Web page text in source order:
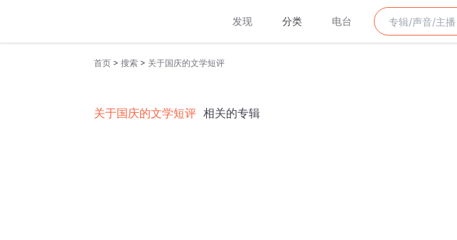
发现 分类 电台
首页 > 搜索 > 关于国庆的文学短评
关于国庆的文学短评 相关的专辑